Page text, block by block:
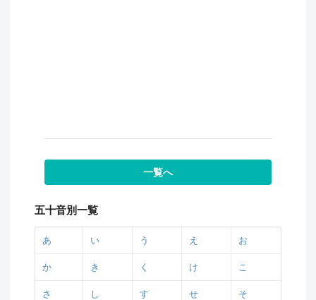
一覧へ
五十音別一覧
あ い う え お
か き く け こ
さ し す せ そ